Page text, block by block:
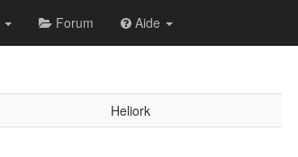
Forum Aide
Heliork